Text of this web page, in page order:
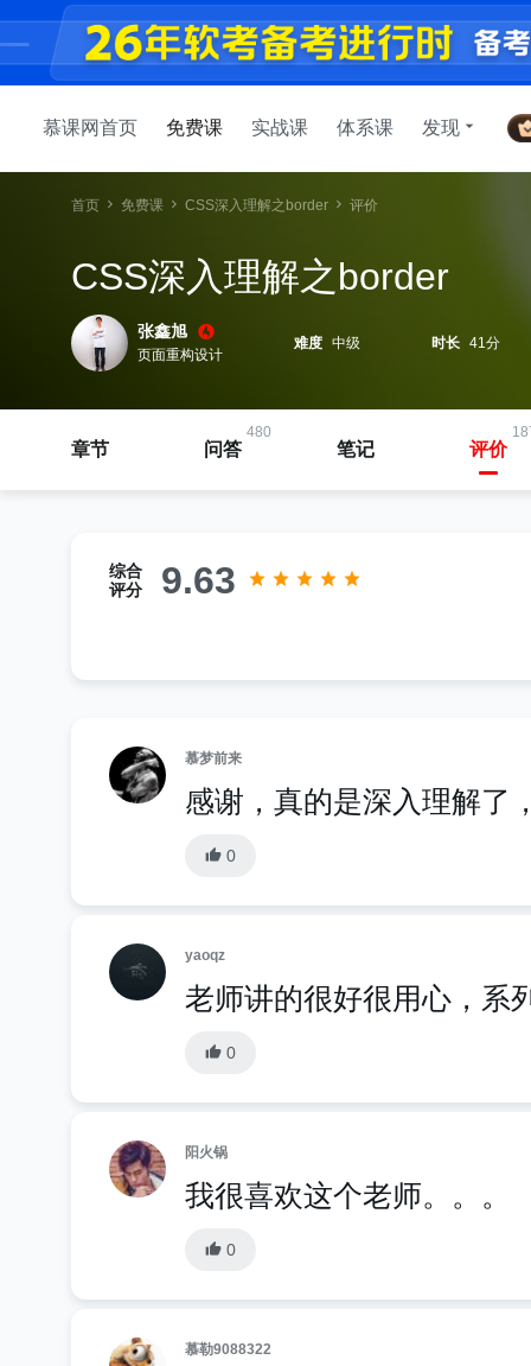
慕课网首页 免费课 实战课 体系课 发现
首页 免费课 CSS深入理解之border 评价
CSS深入理解之border
张鑫旭
页面重构设计
难度 中级 时长 41分
章节
480
问答 笔记 评价
综合
评分
9.63
慕梦前来
感谢，真的是深入理解了
0
yaoqz
老师讲的很好很用心，系
0
阳火锅
我很喜欢这个老师。。。
0
慕勒9088322